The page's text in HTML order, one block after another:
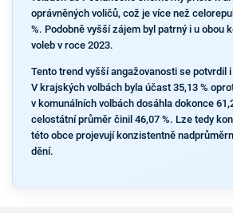
oprávněných voličů, což je více než
%. Podobně vyšší zájem byl patrný i u obou
voleb v roce 2023.
Tento trend vyšší angažovanosti se potvrdil
V krajských volbách byla účast 35,13 %
v komunálních volbách dosáhla dokonce
celostátní průměr činil 46,07 %. Lze tedy
této obce projevují konzistentně
dění.